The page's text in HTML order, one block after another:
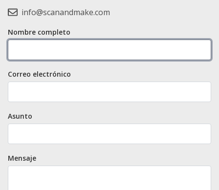
info@scanandmake.com
Nombre completo
Correo electrónico
Asunto
Mensaje